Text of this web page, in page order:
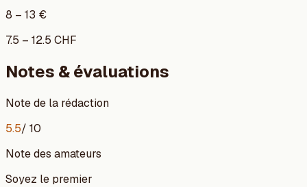
8 – 13 €
7.5 – 12.5 CHF
Notes & évaluations
Note de la rédaction
5.5/ 10
Note des amateurs
Soyez le premier